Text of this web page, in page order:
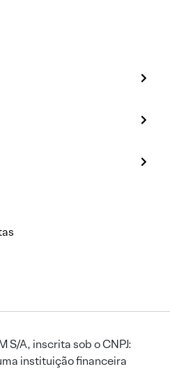
S/A, inscrita sob o CNPJ:
instituição financeira